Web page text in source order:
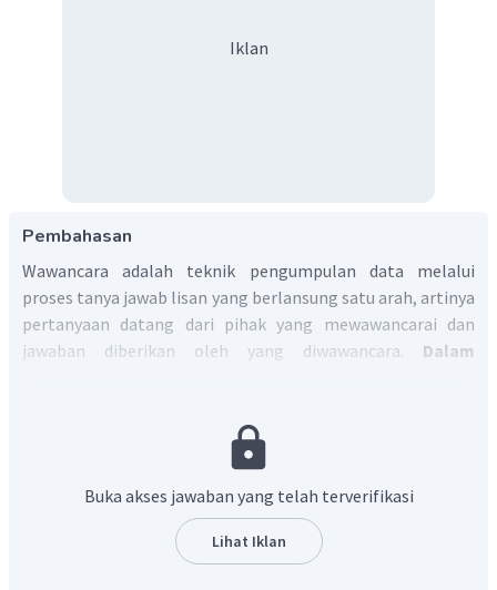
Iklan
Pembahasan
Wawancara adalah teknik pengumpulan data melalui
proses tanya jawab lisan yang berlansung satu arah, artinya
pertanyaan datang dari pihak yang mewawancarai dan
jawaban diberikan oleh yang diwawancara. Dalam
dilakukan untuk mengetahui karakteristik penduduk di
Buka akses jawaban yang telah terverifikasi
Lihat Iklan